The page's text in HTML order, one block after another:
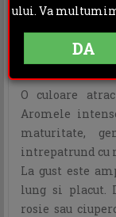
OPINII (1)
O culoare
Aromele
maturitate,
intrepatrund cu
La gust este
lung si placut.
rosie sau
ului. Va
DA